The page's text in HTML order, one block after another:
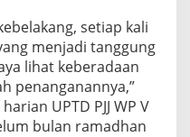
setiap kali
menjadi tanggung
lihat keberadaan
penanganannya,”
UPTD PJJ WP V
bulan ramadhan